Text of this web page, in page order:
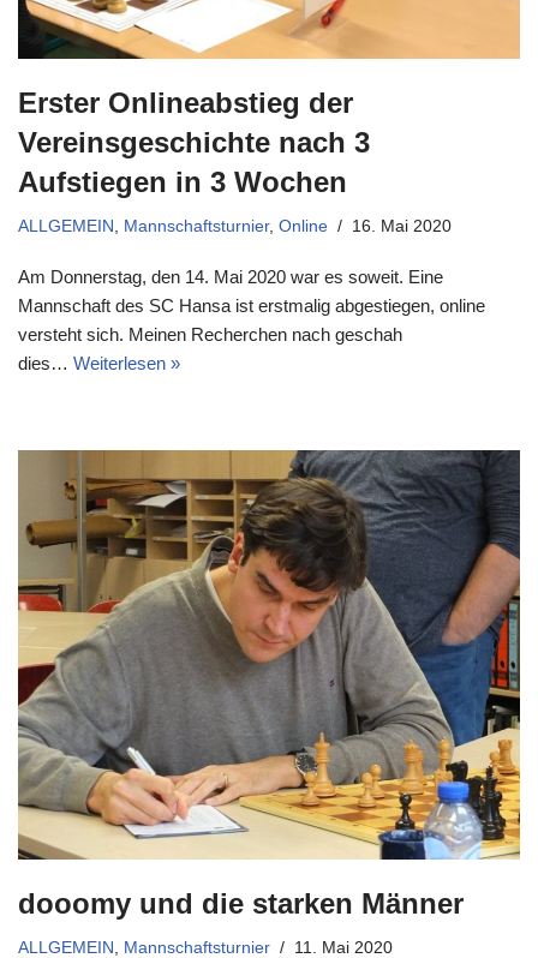
Erster Onlineabstieg der
Vereinsgeschichte nach 3
Aufstiegen in 3 Wochen
ALLGEMEIN Mannschaftsturnier, Online 16. Mai 2020
Am Donnerstag, den 14. Mai 2020 war es soweit. Eine
Mannschaft des SC Hansa ist erstmalig abgestiegen, online
versteht sich. Meinen Recherchen nach geschah
dies… Weiterlesen »
dooomy und die starken Männer
ALLGEMEIN Mannschaftsturnier 11. Mai 2020